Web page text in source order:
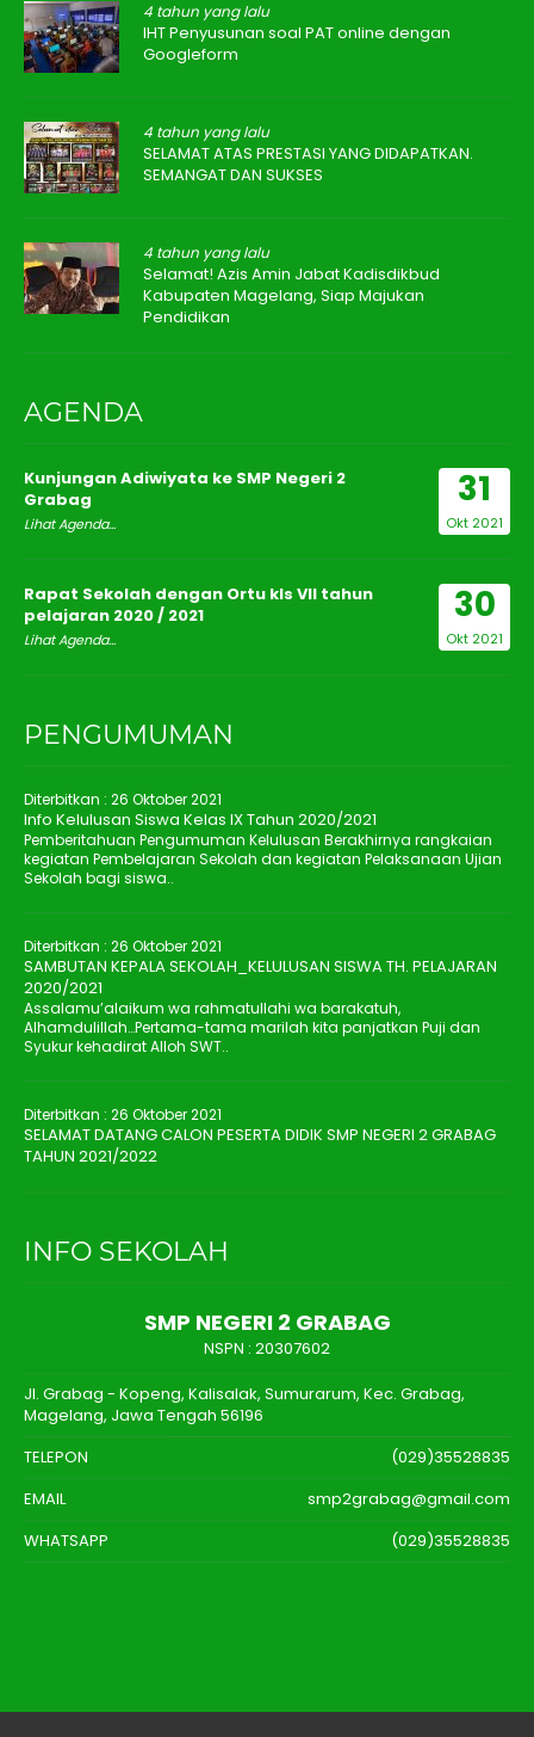
4 tahun yang lalu
IHT Penyusunan soal PAT online dengan
Googleform
4 tahun yang lalu
SELAMAT ATAS PRESTASI YANG DIDAPATKAN.
SEMANGAT DAN SUKSES
4 tahun yang lalu
Selamat! Azis Amin Jabat Kadisdikbud
Kabupaten Magelang, Siap Majukan
Pendidikan
AGENDA
31
Okt 2021
Kunjungan Adiwiyata ke SMP Negeri 2
Grabag
Lihat Agenda...
30
Okt 2021
Rapat Sekolah dengan Ortu kls VII tahun
pelajaran 2020 / 2021
Lihat Agenda...
PENGUMUMAN
Diterbitkan : 26 Oktober 2021
Info Kelulusan Siswa Kelas IX Tahun 2020/2021
Pemberitahuan Pengumuman Kelulusan Berakhirnya rangkaian
kegiatan Pembelajaran Sekolah dan kegiatan Pelaksanaan Ujian
Sekolah bagi siswa..
Diterbitkan : 26 Oktober 2021
SAMBUTAN KEPALA SEKOLAH_KELULUSAN SISWA TH. PELAJARAN
2020/2021
Assalamu’alaikum wa rahmatullahi wa barakatuh,
Alhamdulillah…Pertama-tama marilah kita panjatkan Puji dan
Syukur kehadirat Alloh SWT..
Diterbitkan : 26 Oktober 2021
SELAMAT DATANG CALON PESERTA DIDIK SMP NEGERI 2 GRABAG
TAHUN 2021/2022
INFO SEKOLAH
SMP NEGERI 2 GRABAG
NSPN : 20307602
Jl. Grabag - Kopeng, Kalisalak, Sumurarum, Kec. Grabag,
Magelang, Jawa Tengah 56196
TELEPON
(029)35528835
EMAIL
smp2grabag@gmail.com
WHATSAPP
(029)35528835